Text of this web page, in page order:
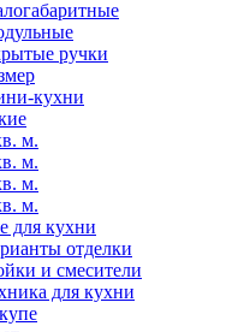
ручки
кухни
м.
м.
м.
м.
для кухни
отделки
и смесители
для кухни